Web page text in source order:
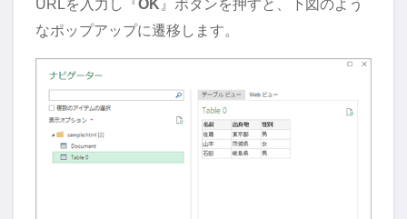
URLを入力し『OK 』ボタンを押すと、下図のよう
なポップアップに遷移します。